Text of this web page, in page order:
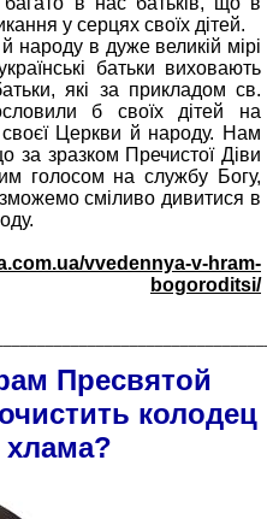
у серцях своїх дітей.
народу в дуже великій мірі
батьки виховають
які за прикладом св.
б своїх дітей на
Церкви й народу. Нам
за зразком Пречистої Діви
голосом на службу Богу,
зможемо сміливо дивитися в
vvedennya-v-hram-
bogoroditsi/
Пресвятой
колодец